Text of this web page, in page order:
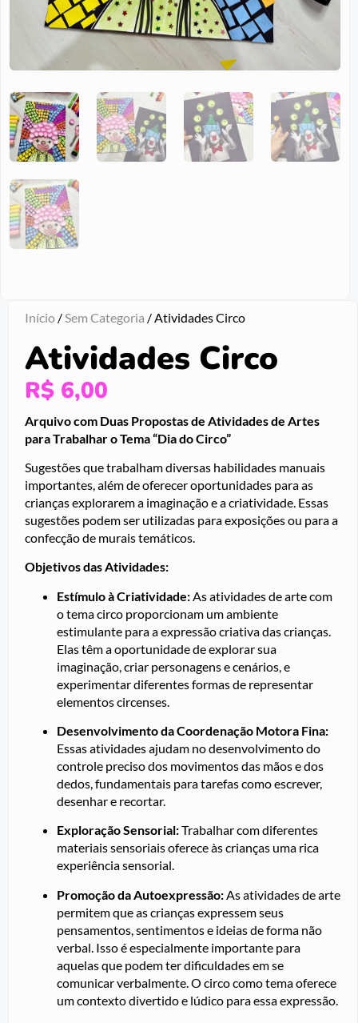
Início / Sem Categoria / Atividades Circo
Atividades Circo
R$ 6,00
Arquivo com Duas Propostas de Atividades de Artes
para Trabalhar o Tema “Dia do Circo”
Sugestões que trabalham diversas habilidades manuais
importantes, além de oferecer oportunidades para as
crianças explorarem a imaginação e a criatividade. Essas
sugestões podem ser utilizadas para exposições ou para a
confecção de murais temáticos.
Objetivos das Atividades:
Estímulo à Criatividade: As atividades de arte com
o tema circo proporcionam um ambiente
estimulante para a expressão criativa das crianças.
Elas têm a oportunidade de explorar sua
imaginação, criar personagens e cenários, e
experimentar diferentes formas de representar
elementos circenses.
Desenvolvimento da Coordenação Motora Fina:
Essas atividades ajudam no desenvolvimento do
controle preciso dos movimentos das mãos e dos
dedos, fundamentais para tarefas como escrever,
desenhar e recortar.
Exploração Sensorial:Trabalhar com diferentes
materiais sensoriais oferece às crianças uma rica
experiência sensorial.
Promoção da Autoexpressão:As atividades de arte
permitem que as crianças expressem seus
pensamentos, sentimentos e ideias de forma não
verbal. Isso é especialmente importante para
aquelas que podem ter dificuldades em se
comunicar verbalmente. O circo como tema oferece
um contexto divertido e lúdico para essa expressão.